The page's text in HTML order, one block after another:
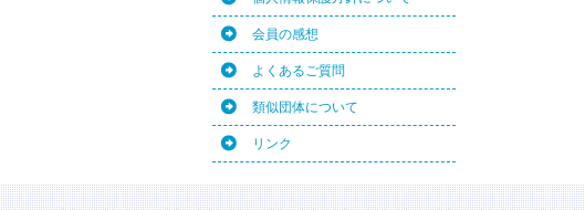
会員の感想
よくあるご質問
類似団体について
リンク